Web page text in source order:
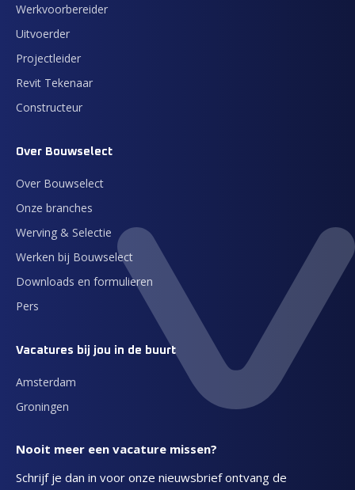
Werkvoorbereider
Uitvoerder
Projectleider
Revit Tekenaar
Constructeur
Over Bouwselect
Over Bouwselect
Onze branches
Werving & Selectie
Werken bij Bouwselect
Downloads en formulieren
Pers
Vacatures bij jou in de buurt
Amsterdam
Groningen
Nooit meer een vacature missen?
Schrijf je dan in voor onze nieuwsbrief ontvang de